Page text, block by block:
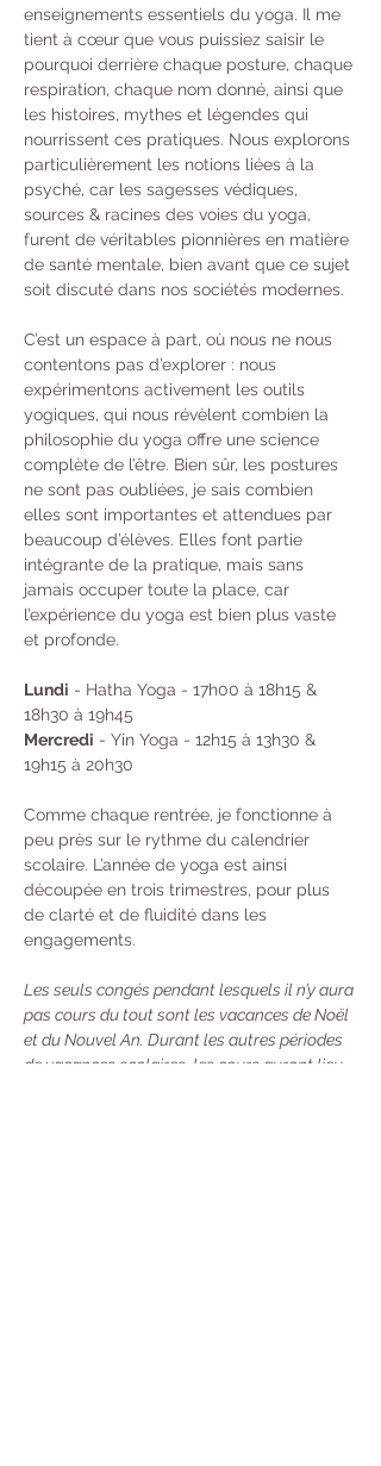
enseignements essentiels du yoga. Il me
tient à cœur que vous puissiez saisir le
pourquoi derrière chaque posture, chaque
respiration, chaque nom donné, ainsi que
les histoires, mythes et légendes qui
nourrissent ces pratiques. Nous explorons
particulièrement les notions liées à la
psyché, car les sagesses védiques,
sources & racines des voies du yoga,
furent de véritables pionnières en matière
de santé mentale, bien avant que ce sujet
soit discuté dans nos sociétés modernes.
C’est un espace à part, où nous ne nous
contentons pas d’explorer : nous
expérimentons activement les outils
yogiques, qui nous révèlent combien la
philosophie du yoga offre une science
complète de l’être. Bien sûr, les postures
ne sont pas oubliées, je sais combien
elles sont importantes et attendues par
beaucoup d’élèves. Elles font partie
intégrante de la pratique, mais sans
jamais occuper toute la place, car
l’expérience du yoga est bien plus vaste
et profonde.
Lundi - Hatha Yoga - 17h00 à 18h15 &
18h30 à 19h45
Mercredi - Yin Yoga - 12h15 à 13h30 &
19h15 à 20h30
Comme chaque rentrée, je fonctionne à
peu près sur le rythme du calendrier
scolaire. L’année de yoga est ainsi
découpée en trois trimestres, pour plus
de clarté et de fluidité dans les
engagements.
Les seuls congés pendant lesquels il n’y aura
pas cours du tout sont les vacances de Noël
et du Nouvel An. Durant les autres périodes
de vacances scolaires, les cours auront lieu